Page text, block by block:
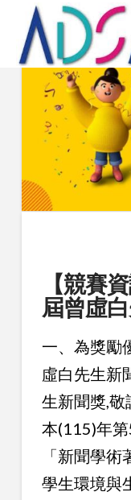
【競賽
屆曾虛
一、為獎勵
虛白先生新
生新聞獎,敬
本(115)年
「新聞學
學生環境與